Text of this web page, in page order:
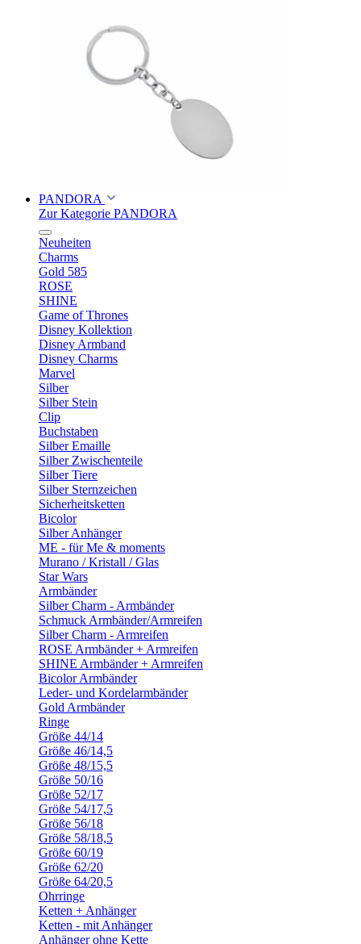
PANDORA
Zur Kategorie PANDORA
Neuheiten
Charms
Gold 585
ROSE
SHINE
Game of Thrones
Disney Kollektion
Disney Armband
Disney Charms
Marvel
Silber
Silber Stein
Clip
Buchstaben
Silber Emaille
Silber Zwischenteile
Silber Tiere
Silber Sternzeichen
Sicherheitsketten
Bicolor
Silber Anhänger
ME - für Me & moments
Murano / Kristall / Glas
Star Wars
Armbänder
Silber Charm - Armbänder
Schmuck Armbänder/Armreifen
Silber Charm - Armreifen
ROSE Armbänder + Armreifen
SHINE Armbänder + Armreifen
Bicolor Armbänder
Leder- und Kordelarmbänder
Gold Armbänder
Ringe
Größe 44/14
Größe 46/14,5
Größe 48/15,5
Größe 50/16
Größe 52/17
Größe 54/17,5
Größe 56/18
Größe 58/18,5
Größe 60/19
Größe 62/20
Größe 64/20,5
Ohrringe
Ketten + Anhänger
Ketten - mit Anhänger
Anhänger ohne Kette